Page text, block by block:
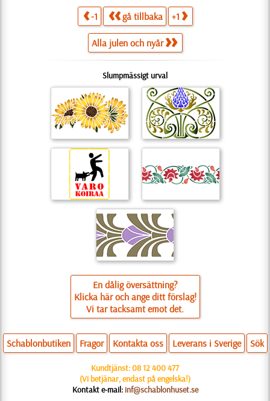
-1 gå tillbaka +1
Alla julen och nyår
Slumpmässigt urval
En dålig översättning?
Klicka här och ange ditt förslag!
Vi tar tacksamt emot det.
Schablonbutiken Fragor Kontakta oss Leverans i Sverige Sök
Kundtjänst:08 12 400 477
(Vi betjänar, endast på engelska!)
Kontakt e-mail: inf@schablonhuset.se